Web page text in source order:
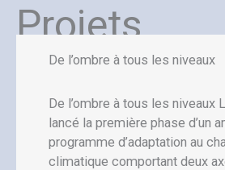
Projets
De l’ombre à tous les niveaux
De l’ombre à tous les niveaux
lancé la première phase d’un
programme d’adaptation au
climatique comportant deux